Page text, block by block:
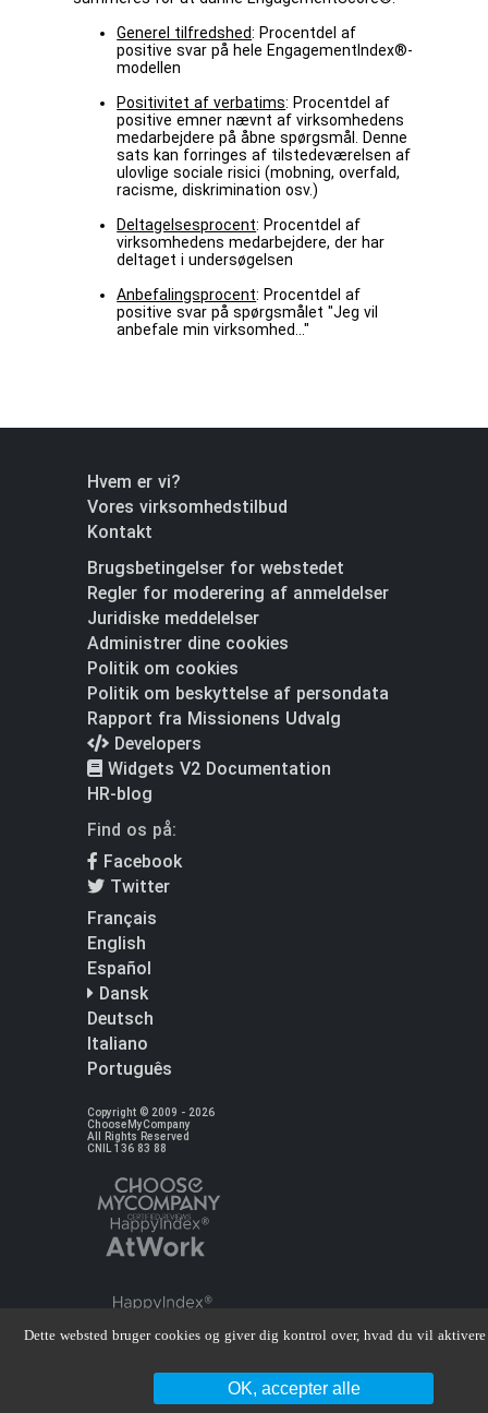
Generel tilfredshed: Procentdel af
positive svar på hele EngagementIndex®-
modellen
Positivitet af verbatims: Procentdel af
positive emner nævnt af virksomhedens
medarbejdere på åbne spørgsmål. Denne
sats kan forringes af tilstedeværelsen af
ulovlige sociale risici (mobning, overfald,
racisme, diskrimination osv.)
Deltagelsesprocent: Procentdel af
virksomhedens medarbejdere, der har
deltaget i undersøgelsen
Anbefalingsprocent: Procentdel af
positive svar på spørgsmålet "Jeg vil
anbefale min virksomhed..."
Hvem er vi?
Vores virksomhedstilbud
Kontakt
Brugsbetingelser for webstedet
Regler for moderering af anmeldelser
Juridiske meddelelser
Administrer dine cookies
Politik om cookies
Politik om beskyttelse af persondata
Rapport fra Missionens Udvalg
Developers
Widgets V2 Documentation
HR-blog
Find os på:
Facebook
Twitter
Français
English
Español
Dansk
Deutsch
Italiano
Português
Copyright © 2009 - 2026
ChooseMyCompany
All Rights Reserved
CNIL 136 83 88
Dette websted bruger cookies og giver dig kontrol over, hvad du vil aktivere
OK, accepter alle